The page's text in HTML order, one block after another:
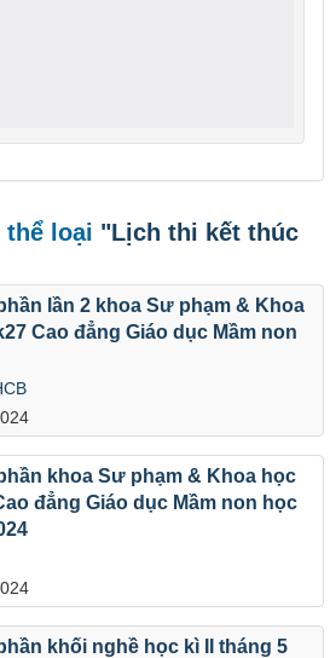
thể loại "Lịch thi kết thúc
lần 2 khoa Sư phạm & Khoa
Cao đẳng Giáo dục Mầm non
khoa Sư phạm & Khoa học
đẳng Giáo dục Mầm non học
khối nghề học kì II tháng 5